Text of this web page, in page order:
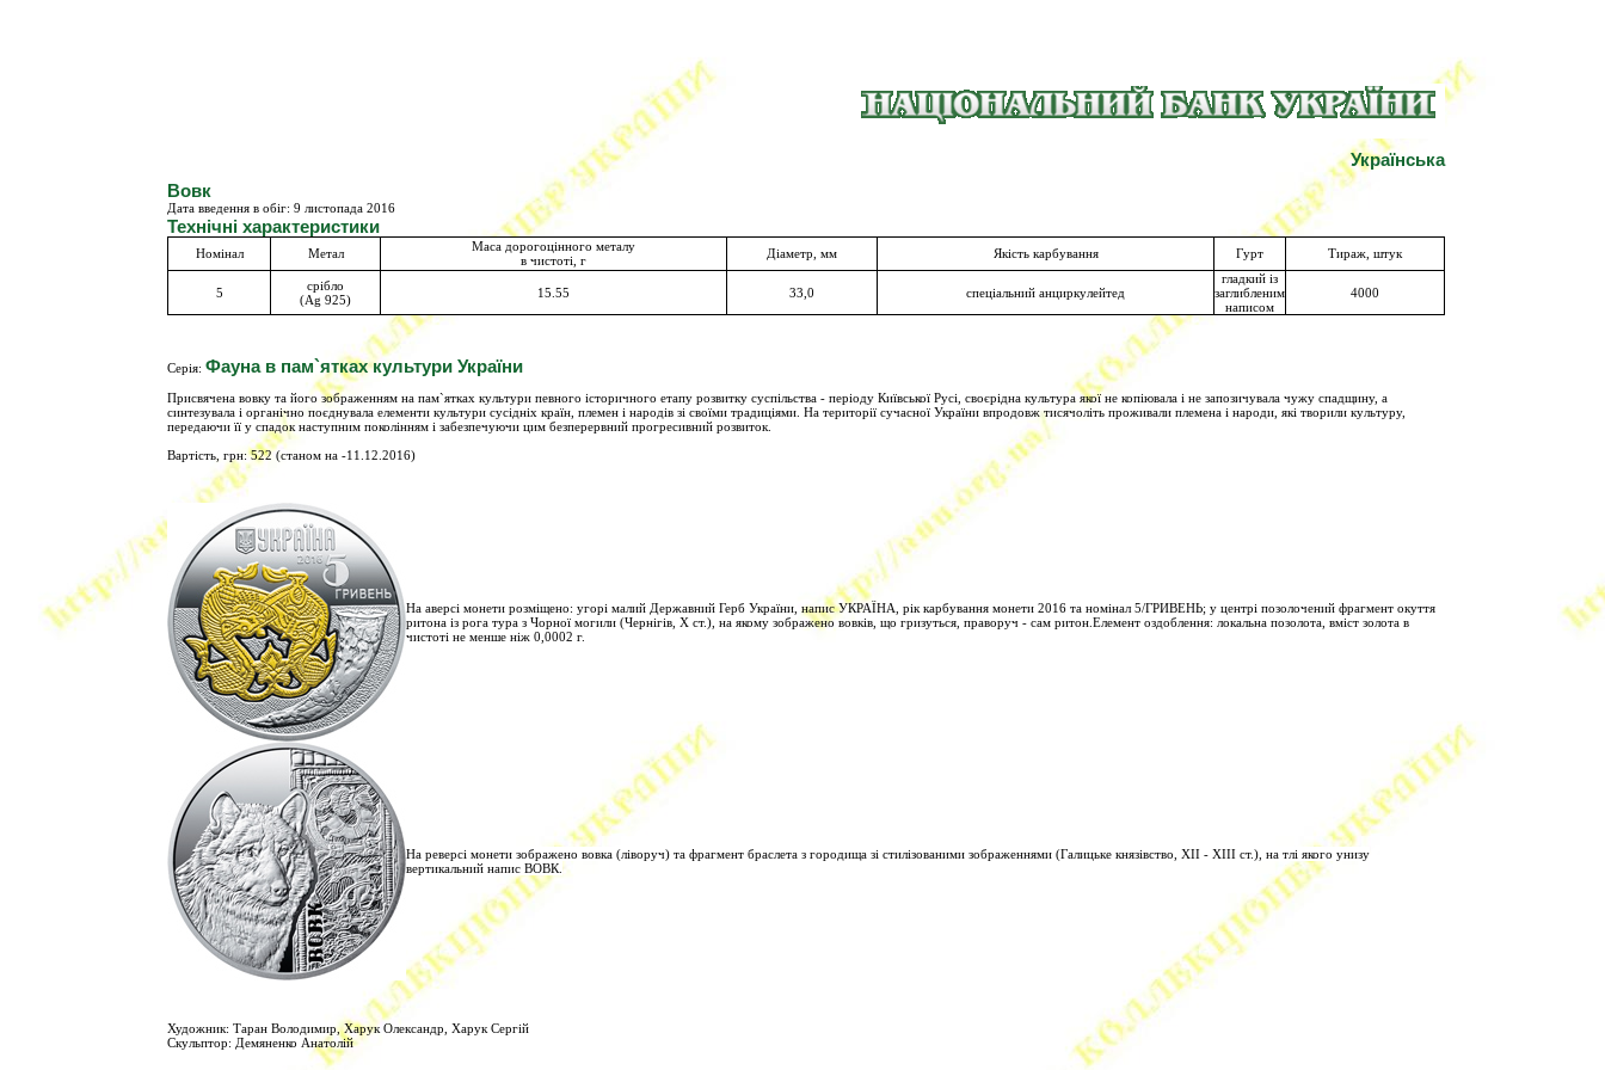
Українська
Вовк
Дата введення в обіг: 9 листопада 2016
Технічні характеристики
Номінал Метал
Маса дорогоцінного металу
в чистоті, г
Діаметр, мм Якість карбування Гурт Тираж, штук
5
срібло
(Ag 925)
15.55 33,0 спеціальний анциркулейтед
гладкий із
заглибленим
написом
4000
Серія: Фауна в пам`ятках культури України
Присвячена вовку та його зображенням на пам`ятках культури певного історичного етапу розвитку суспільства - періоду Київської Русі, своєрідна культура якої не копіювала і не запозичувала чужу спадщину, а
синтезувала і органічно поєднувала елементи культури сусідніх країн, племен і народів зі своїми традиціями. На території сучасної України впродовж тисячоліть проживали племена і народи, які творили культуру,
передаючи її у спадок наступним поколінням і забезпечуючи цим безперервний прогресивний розвиток.
Вартість, грн: 522 (станом на -11.12.2016)
На аверсі монети розміщено: угорі малий Державний Герб України, напис УКРАЇНА, рік карбування монети 2016 та номінал 5/ГРИВЕНЬ; у центрі позолочений фрагмент окуття
ритона із рога тура з Чорної могили (Чернігів, Х ст.), на якому зображено вовків, що гризуться, праворуч - сам ритон.Елемент оздоблення: локальна позолота, вміст золота в
чистоті не менше ніж 0,0002 г.
На реверсі монети зображено вовка (ліворуч) та фрагмент браслета з городища зі стилізованими зображеннями (Галицьке князівство, ХІІ - ХІІІ ст.), на тлі якого унизу
вертикальний напис ВОВК.
Художник: Таран Володимир, Харук Олександр, Харук Сергій
Скульптор: Демяненко Анатолій